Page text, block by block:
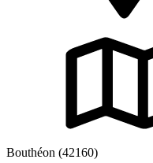
Bouthéon (42160)